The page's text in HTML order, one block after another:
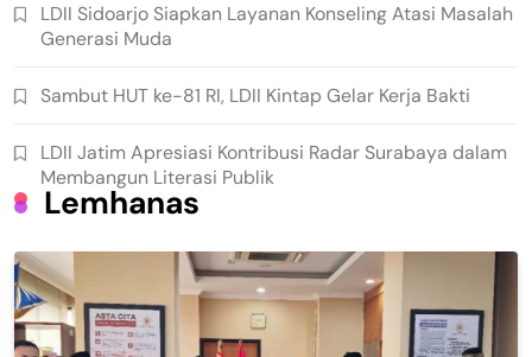
Lemhanas
LDII Sidoarjo Siapkan Layanan Konseling Atasi Masalah
Generasi Muda
Sambut HUT ke-81 RI, LDII Kintap Gelar Kerja Bakti
LDII Jatim Apresiasi Kontribusi Radar Surabaya dalam
Membangun Literasi Publik